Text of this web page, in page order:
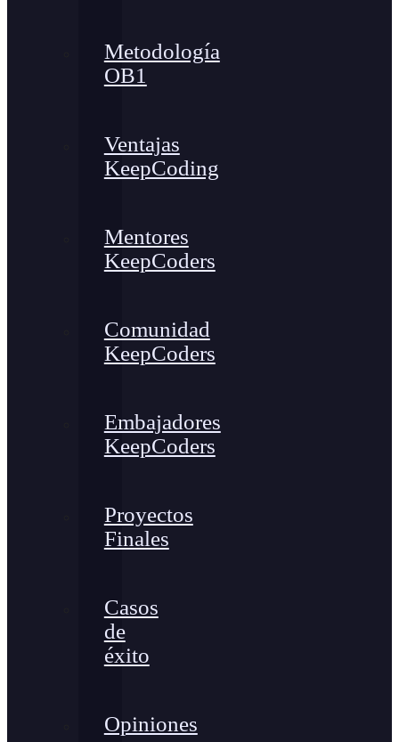
Metodología
OB1
Ventajas
KeepCoding
Mentores
KeepCoders
Comunidad
KeepCoders
Embajadores
KeepCoders
Proyectos
Finales
Casos
de
éxito
Opiniones